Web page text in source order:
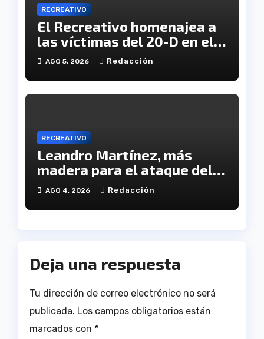
RECREATIVO
El Recreativo homenajea a
las víctimas del 20-D en el
XX aniversario de la
AGO 5, 2026 Redacción
RECREATIVO
Leandro Martínez, más
madera para el ataque del
Decano
AGO 4, 2026 Redacción
Deja una respuesta
Tu dirección de correo electrónico no será
publicada. Los campos obligatorios están
marcados con *